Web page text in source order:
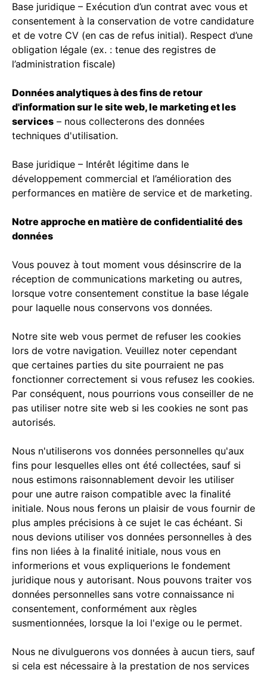
Base juridique – Exécution d’un contrat avec vous et
consentement à la conservation de votre candidature
et de votre CV (en cas de refus initial). Respect d’une
obligation légale (ex. : tenue des registres de
l’administration fiscale)
Données analytiques à des fins de retour
d'information sur le site web, le marketing et les
services – nous collecterons des données
techniques d'utilisation.
Base juridique – Intérêt légitime dans le
développement commercial et l’amélioration des
performances en matière de service et de marketing.
Notre approche en matière de confidentialité des
données
Vous pouvez à tout moment vous désinscrire de la
réception de communications marketing ou autres,
lorsque votre consentement constitue la base légale
pour laquelle nous conservons vos données.
Notre site web vous permet de refuser les cookies
lors de votre navigation. Veuillez noter cependant
que certaines parties du site pourraient ne pas
fonctionner correctement si vous refusez les cookies.
Par conséquent, nous pourrions vous conseiller de ne
pas utiliser notre site web si les cookies ne sont pas
autorisés.
Nous n'utiliserons vos données personnelles qu'aux
fins pour lesquelles elles ont été collectées, sauf si
nous estimons raisonnablement devoir les utiliser
pour une autre raison compatible avec la finalité
initiale. Nous nous ferons un plaisir de vous fournir de
plus amples précisions à ce sujet le cas échéant. Si
nous devions utiliser vos données personnelles à des
fins non liées à la finalité initiale, nous vous en
informerions et vous expliquerions le fondement
juridique nous y autorisant. Nous pouvons traiter vos
données personnelles sans votre connaissance ni
consentement, conformément aux règles
susmentionnées, lorsque la loi l'exige ou le permet.
Nous ne divulguerons vos données à aucun tiers, sauf
si cela est nécessaire à la prestation de nos services